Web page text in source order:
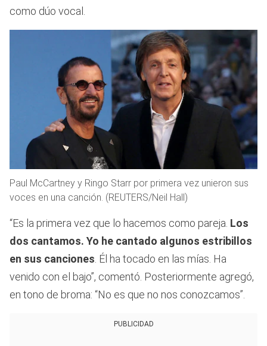
como dúo vocal.
Paul McCartney y Ringo Starr por primera vez unieron sus
voces en una canción. (REUTERS/Neil Hall)
“Es la primera vez que lo hacemos como pareja. Los
dos cantamos. Yo he cantado algunos estribillos
en sus canciones . Él ha tocado en las mías. Ha
venido con el bajo”, comentó. Posteriormente agregó,
en tono de broma: “No es que no nos conozcamos”.
PUBLICIDAD